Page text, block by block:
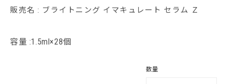
販売名 : ブライトニング イマキュレート セラム Ｚ
容量 :1.5ml×28個
数量